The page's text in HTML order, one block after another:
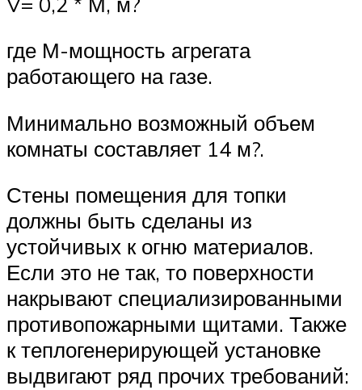
где М-мощность агрегата
работающего на газе.
Минимально возможный объем
комнаты составляет 14 м?.
Стены помещения для топки
должны быть сделаны из
устойчивых к огню материалов.
Если это не так, то поверхности
накрывают специализированными
противопожарными щитами. Также
к теплогенерирующей установке
выдвигают ряд прочих требований: